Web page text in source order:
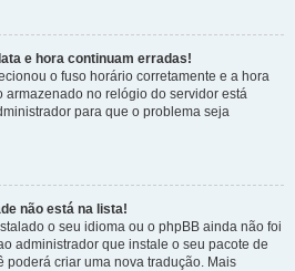
e hora continuam erradas!
o fuso horário corretamente e a hora
armazenado no relógio do servidor está
para que o problema seja
não está na lista!
o seu idioma ou o phpBB ainda não foi
administrador que instale o seu pacote de
poderá criar uma nova tradução. Mais